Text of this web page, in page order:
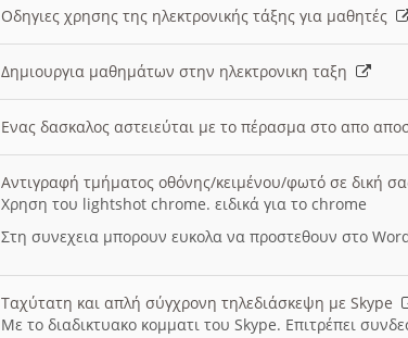
Οδηγιες χρησης της ηλεκτρονικής τάξης για μαθητές
Δημιουργια μαθημάτων στην ηλεκτρονικη ταξη
Ενας δασκαλος αστειεύται με το πέρασμα στο απο
Αντιγραφή τμήματος οθόνης/κειμένου/φωτό σε δική
Χρηση του lightshot chrome. ειδικά για το chrome
Στη συνεχεια μπορουν ευκολα να προστεθουν στο
Ταχύτατη και απλή σύγχρονη τηλεδιάσκεψη με Skype
Με το διαδικτυακο κομματι του Skype. Επιτρέπει